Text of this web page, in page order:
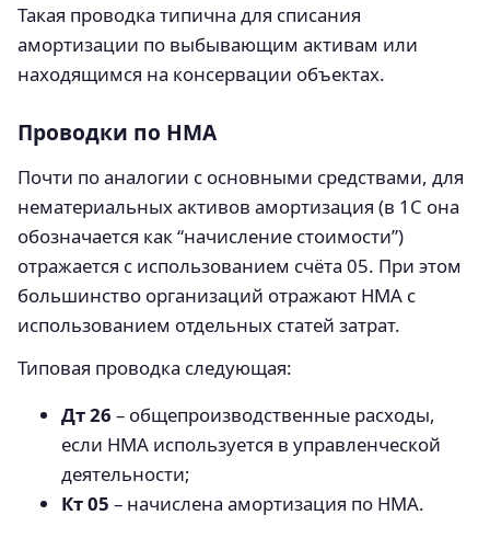
Такая проводка типична для списания
амортизации по выбывающим активам или
находящимся на консервации объектах.
Проводки по НМА
Почти по аналогии с основными средствами, для
нематериальных активов амортизация (в 1С она
обозначается как “начисление стоимости”)
отражается с использованием счёта 05. При этом
большинство организаций отражают НМА с
использованием отдельных статей затрат.
Типовая проводка следующая:
Дт 26 – общепроизводственные расходы,
если НМА используется в управленческой
деятельности;
Кт 05 – начислена амортизация по НМА.